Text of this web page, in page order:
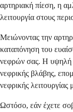
αρτηριακή πίεση, η
λειτουργία στους
Μειώνοντας την
καταπόνηση του
νεφρών σας. Η υψηλή
νεφρικής βλάβης,
νεφρικής
Ωστόσο, εάν έχετε